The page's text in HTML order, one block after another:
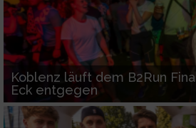
Koblenz läuft dem B2Run
Eck entgegen